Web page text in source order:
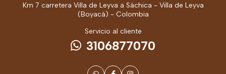
Km 7 carretera Villa de Leyva a Sáchica - Villa de Leyva
(Boyacá) - Colombia
Servicio al cliente
3106877070